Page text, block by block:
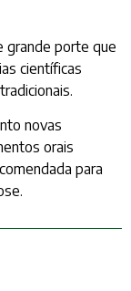
grande porte que
científicas
novas
orais
para